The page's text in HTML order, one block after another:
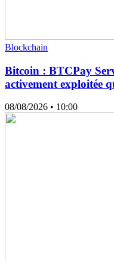
Blockchain
Bitcoin : BTCPay
activement exploitée
08/08/2026 • 10:00